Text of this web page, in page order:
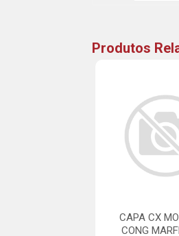
Produtos
CAPA CX
CONG